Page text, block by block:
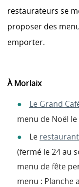
restaurateurs se
proposer des
emporter.
À Morlaix
Le Grand
menu de Noël
Le
(fermé le 24 au
menu de fête
menu : Planche